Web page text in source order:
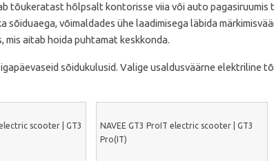
tõukeratast hõlpsalt kontorisse viia või auto pagasiruumis
sõiduaega, võimaldades ühe laadimisega läbida
aitab hoida puhtamat keskkonda.
sõidukulusid. Valige usaldusväärne elektriline
scooter | GT3
NAVEE GT3 ProIT electric scooter | GT3
Pro(IT)